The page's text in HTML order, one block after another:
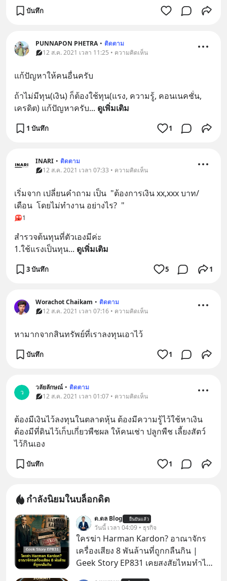
บันทึก
PUNNAPON PHETRA • ติดตาม
12 ส.ค. 2021 เวลา 11:25 • ความคิดเห็น
แก้ปัญหาให้คนอื่นครับ
ถ้าไม่มีทุน(เงิน) ก็ต้องใช้ทุน(แรง, ความรู้, คอนเนคชั่น,
เครดิต) แก้ปัญหาครับ... ดูเพิ่มเติม
1 บันทึก 1
INARI • ติดตาม
12 ส.ค. 2021 เวลา 07:33 • ความคิดเห็น
เริ่มจาก เปลี่ยนคำถาม เป็น  "ต้องการเงิน xx,xxx บาท/
เดือน  โดยไม่ทำงาน อย่างไร?  "
1
สำรวจต้นทุนที่ตัวเองมีค่ะ
1.ใช้แรงเป็นทุน... ดูเพิ่มเติม
3 บันทึก 5 1
Worachot Chaikam • ติดตาม
12 ส.ค. 2021 เวลา 07:16 • ความคิดเห็น
หามากจากสินทรัพย์ที่เราลงทุนเอาไว้
บันทึก 1
ว
วลัยลักษณ์ • ติดตาม
12 ส.ค. 2021 เวลา 01:07 • ความคิดเห็น
ต้องมีเงินไว้ลงทุนในตลาดหุ้น ต้องมีความรู้ไว้ใช้หาเงิน
ต้องมีที่ดินไว้เก็บเกี่ยวพืชผล ให้คนเช่า ปลูกพืช เลี้ยงสัตว์
ไว้กินเอง
บันทึก 1
กำลังนิยมในบล็อกดิต
ด.ดล Blog ยืนยันแล้ว
วันนี้ เวลา 04:09 • ธุรกิจ
ใครฆ่า Harman Kardon? อาณาจักร
เครื่องเสียง 8 พันล้านที่ถูกกลืนกิน |
Geek Story EP831 เคยสงสัยไหมทำไม